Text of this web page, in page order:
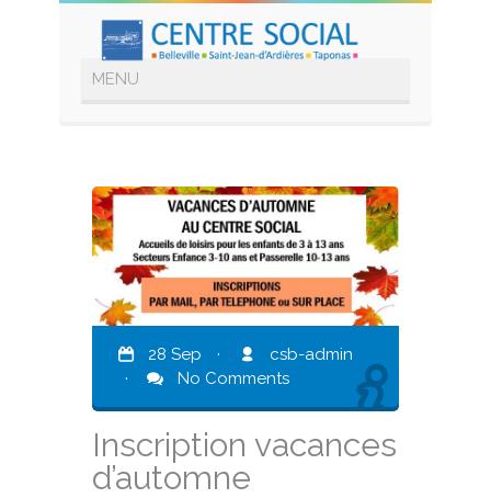
28 Sep ·
csb-admin
·
No Comments
Inscription vacances
d’automne